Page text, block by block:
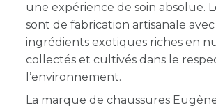
une expérience de soin absolue.
sont de fabrication artisanale
ingrédients exotiques riches en
collectés et cultivés dans le
l’environnement.
La marque de chaussures